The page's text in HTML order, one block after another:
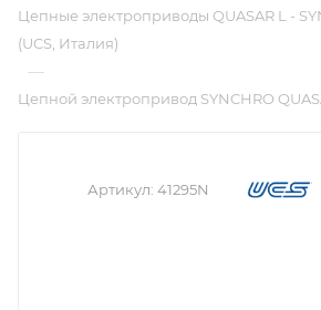
Цепные электроприводы QUASAR L -
(UCS, Италия)
—
Цепной электропривод SYNCHRO
Артикул: 41295N